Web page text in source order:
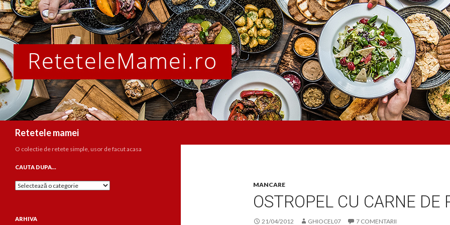
Retetele mamei
MANCARE
OSTROPEL CU CARNE DE
21/04/2012 GHIOCEL07 7 COMENTARII
O colectie de retete simple, usor de facut acasa
CAUTA DUPA…
Cauta
ARHIVA